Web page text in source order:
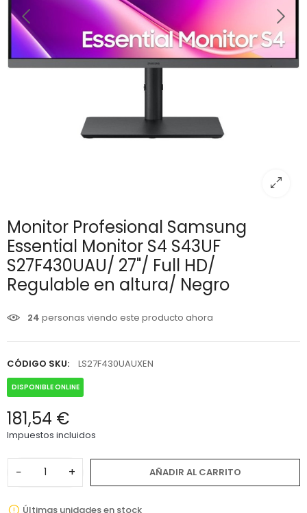
Monitor Profesional Samsung
Essential Monitor S4 S43UF
S27F430UAU/ 27"/ Full HD/
Regulable en altura/ Negro
24 personas viendo este producto ahora
CÓDIGO SKU: LS27F430UAUXEN
DISPONIBLE ONLINE
181,54 €
Impuestos incluidos
− + AÑADIR AL CARRITO
Últimas unidades en stock